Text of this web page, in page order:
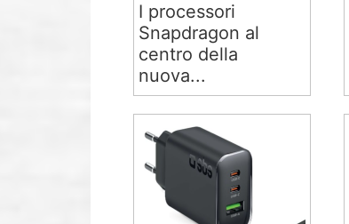
I processori
Snapdragon al
centro della
nuova...